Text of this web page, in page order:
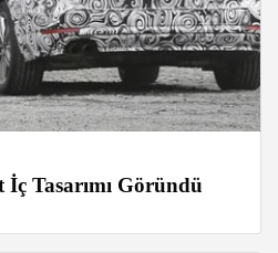
Tasarımı Göründü